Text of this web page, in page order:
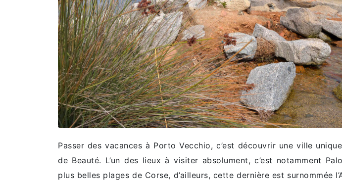
Passer des vacances à Porto Vecchio, c’est découvrir une ville
de Beauté. L’un des lieux à visiter absolument, c’est notamment
plus belles plages de Corse, d’ailleurs, cette dernière est surnommée